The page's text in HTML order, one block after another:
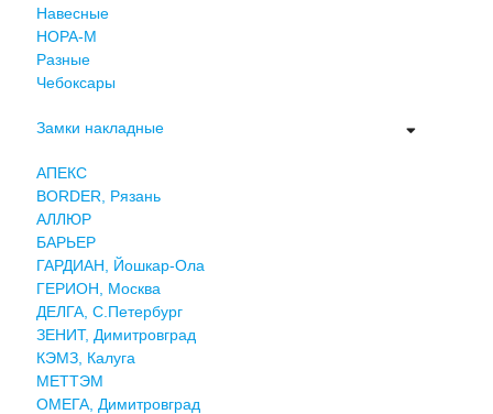
Навесные
НОРА-М
Разные
Чебоксары
Замки накладные
АПЕКС
BORDER, Рязань
АЛЛЮР
БАРЬЕР
ГАРДИАН, Йошкар-Ола
ГЕРИОН, Москва
ДЕЛГА, С.Петербург
ЗЕНИТ, Димитровград
КЭМЗ, Калуга
МЕТТЭМ
ОМЕГА, Димитровград